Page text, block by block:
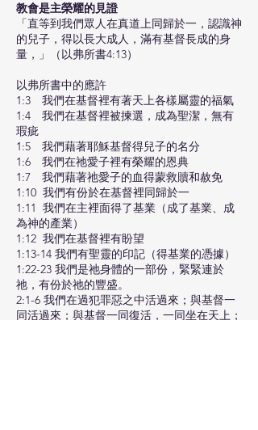
教會是主榮耀的見證
「直等到我們眾人在真道上同歸於一，認識神
的兒子，得以長大成人，滿有基督長成的身
量，」（以弗所書4:13）
以弗所書中的應許
1:3 我們在基督裡有著天上各樣屬靈的福氣
1:4 我們在基督裡被揀選，成為聖潔，無有
瑕疵
1:5 我們藉著耶穌基督得兒子的名分
1:6 我們在祂愛子裡有榮耀的恩典
1:7 我們藉著祂愛子的血得蒙救贖和赦免
1:10 我們有份於在基督裡同歸於一
1:11 我們在主裡面得了基業（成了基業、成
為神的產業）
1:12 我們在基督裡有盼望
1:13-14 我們有聖靈的印記（得基業的憑據）
1:22-23 我們是祂身體的一部份，緊緊連於
祂，有份於祂的豐盛。
2:1-6 我們在過犯罪惡之中活過來；與基督一
同活過來；與基督一同復活，一同坐在天上；